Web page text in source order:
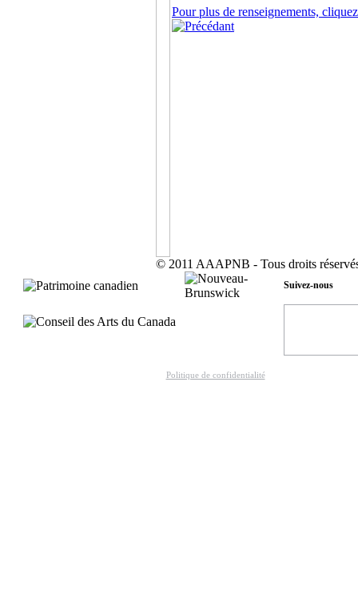
Pour plus de renseignements,
© 2011 AAAPNB - Tous droits
Suivez-nous
Politique de confidentialité